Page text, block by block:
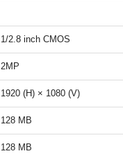
1/2.8 inch CMOS
2MP
1920 (H) × 1080 (V)
128 MB
128 MB